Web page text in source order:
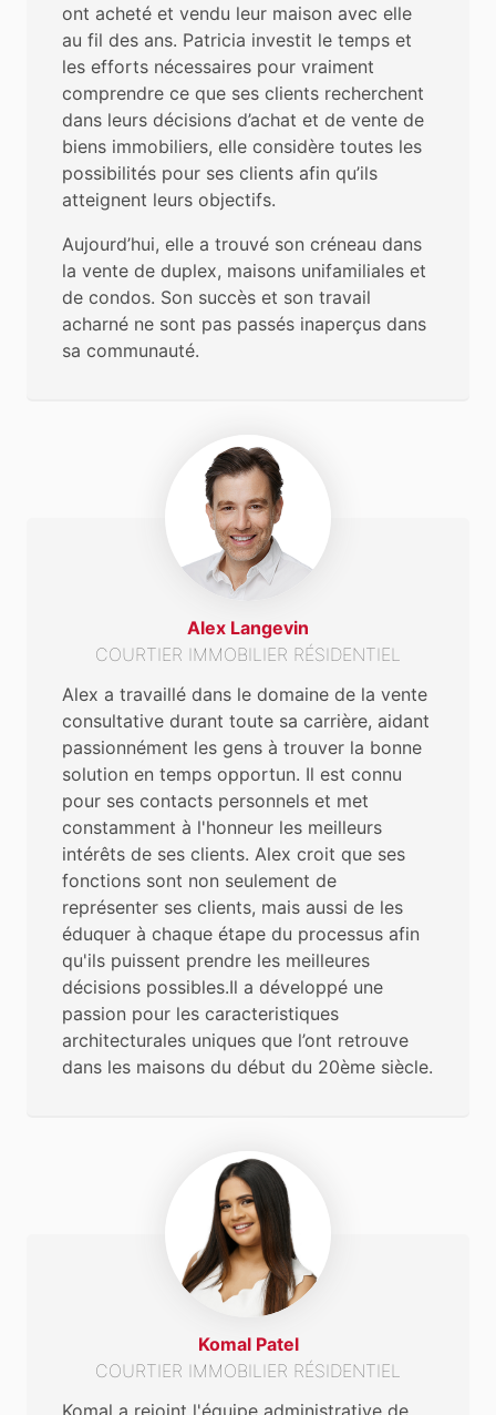
ont acheté et vendu leur maison avec elle
au fil des ans. Patricia investit le temps et
les efforts nécessaires pour vraiment
comprendre ce que ses clients recherchent
dans leurs décisions d’achat et de vente de
biens immobiliers, elle considère toutes les
possibilités pour ses clients afin qu’ils
atteignent leurs objectifs.
Aujourd’hui, elle a trouvé son créneau dans
la vente de duplex, maisons unifamiliales et
de condos. Son succès et son travail
acharné ne sont pas passés inaperçus dans
sa communauté.
Alex Langevin
COURTIER IMMOBILIER RÉSIDENTIEL
Alex a travaillé dans le domaine de la vente
consultative durant toute sa carrière, aidant
passionnément les gens à trouver la bonne
solution en temps opportun. Il est connu
pour ses contacts personnels et met
constamment à l'honneur les meilleurs
intérêts de ses clients. Alex croit que ses
fonctions sont non seulement de
représenter ses clients, mais aussi de les
éduquer à chaque étape du processus afin
qu'ils puissent prendre les meilleures
décisions possibles.Il a développé une
passion pour les caracteristiques
architecturales uniques que l’ont retrouve
dans les maisons du début du 20ème siècle.
Komal Patel
COURTIER IMMOBILIER RÉSIDENTIEL